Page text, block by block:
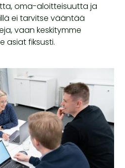
oma-aloitteisuutta ja
ei tarvitse vääntää
vaan keskitymme
asiat fiksusti.